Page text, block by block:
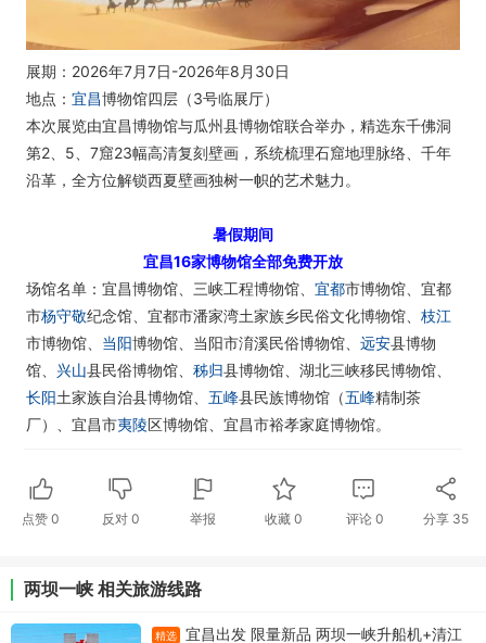
展期：2026年7月7日-2026年8月30日
地点： 宜昌博物馆四层（3号临展厅）
本次展览由宜昌博物馆与瓜州县博物馆联合举办，精选东千佛洞
第2、5、7窟23幅高清复刻壁画，系统梳理石窟地理脉络、千年
沿革，全方位解锁西夏壁画独树一帜的艺术魅力。
暑假期间
宜昌16家博物馆全部免费开放
场馆名单：宜昌博物馆、三峡工程博物馆、 宜都市博物馆、宜都
市杨守敬纪念馆、宜都市潘家湾土家族乡民俗文化博物馆、 枝江
市博物馆、 当阳博物馆、当阳市淯溪民俗博物馆、 远安县博物
馆、 兴山县民俗博物馆、 秭归县博物馆、湖北三峡移民博物馆、
长阳土家族自治县博物馆、 五峰县民族博物馆（五峰精制茶
厂）、宜昌市夷陵区博物馆、宜昌市裕孝家庭博物馆。
点赞 0 反对0 举报 收藏 0 评论 0 分享 35
两坝一峡 相关旅游线路
精选 宜昌出发 限量新品 两坝一峡升船机+清江